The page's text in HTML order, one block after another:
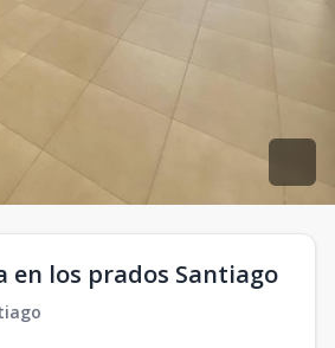
en los prados Santiago